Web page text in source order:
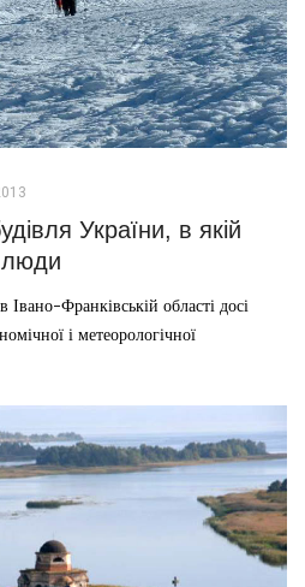
України, в якій
Івано-Франківській області досі
і метеорологічної